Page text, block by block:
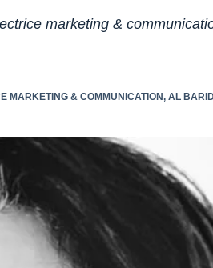
marketing &
MARKETING & COMMUNICATION, AL